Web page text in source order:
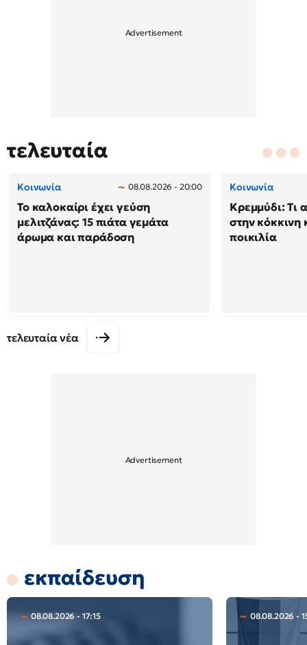
τελευταία
Κοινωνία 08.08.2026 - 20:00
Το καλοκαίρι έχει γεύση
μελιτζάνας: 15 πιάτα γεμάτα
άρωμα και παράδοση
Κοινωνία
Κρεμμύδι: Τι
στην κόκκινη
ποικιλία
τελευταία νέα
εκπαίδευση
08.08.2026 - 17:15 08.08.2026 -